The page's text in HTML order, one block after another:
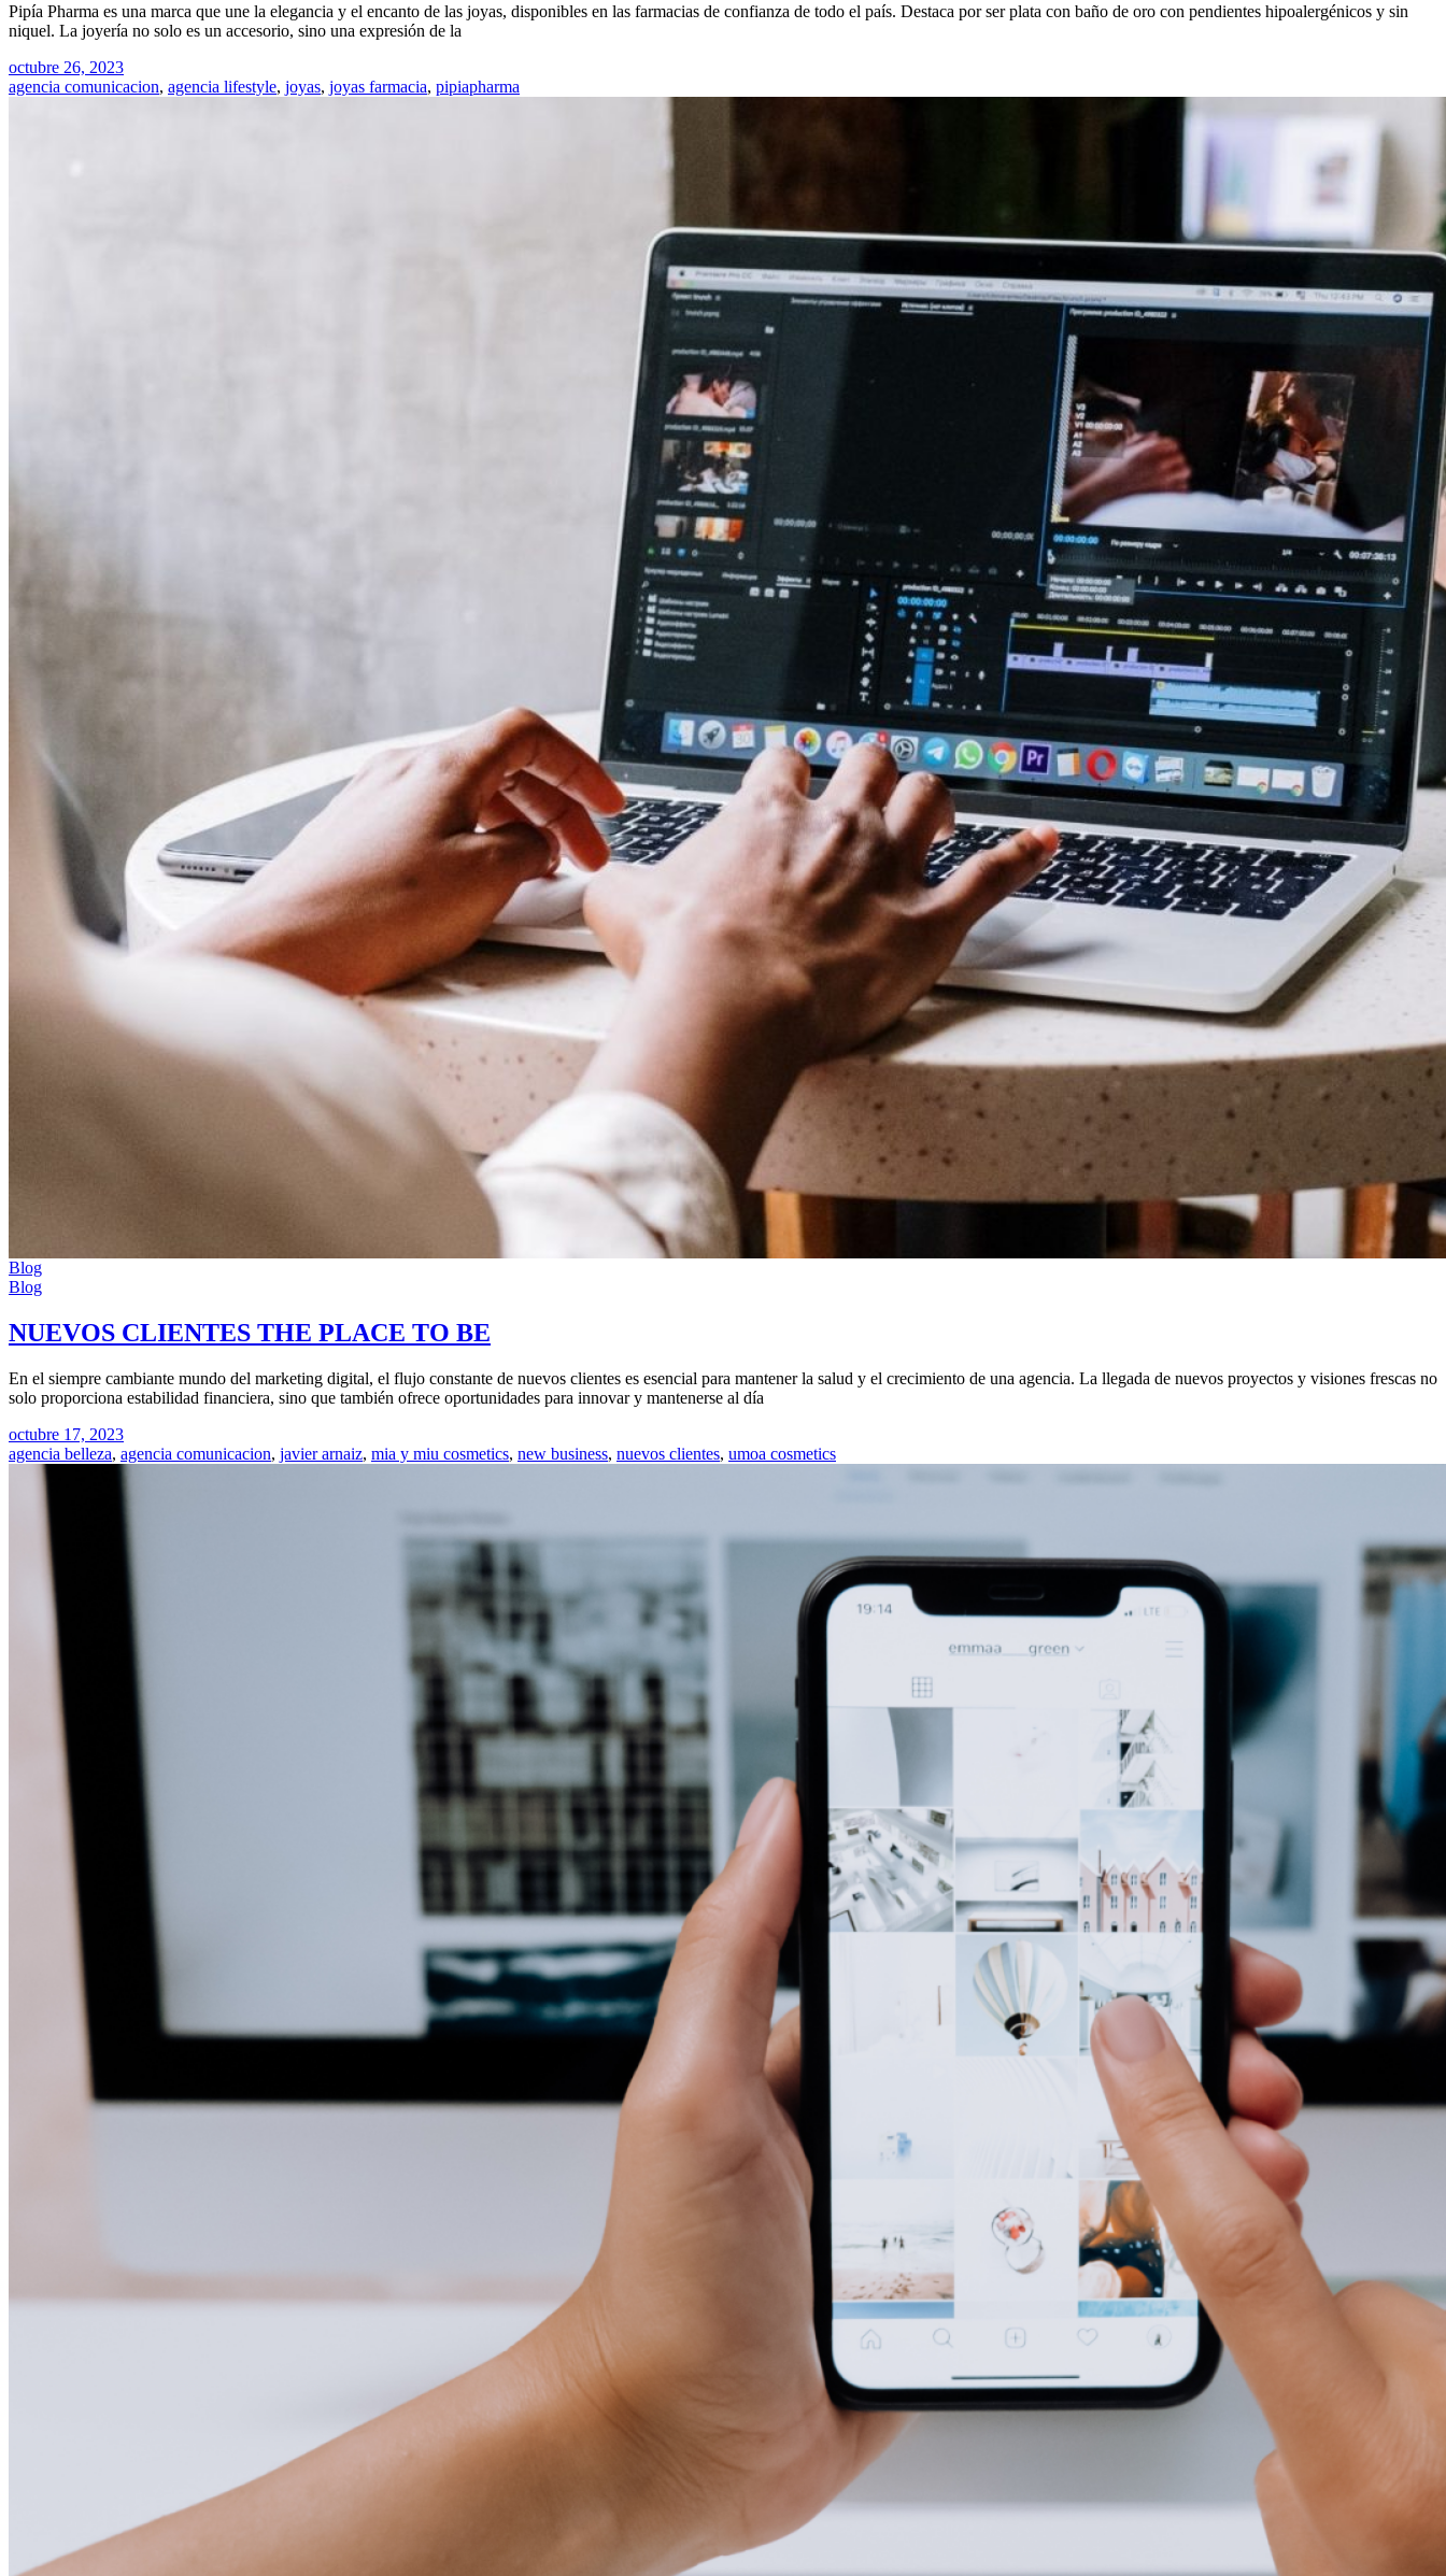
Pipía Pharma es una marca que une la elegancia y el encanto de las joyas, disponibles en las farmacias de confianza de todo el país. Destaca por ser plata con baño de oro con pendientes hipoalergénicos y sin
niquel. La joyería no solo es un accesorio, sino una expresión de la
octubre 26, 2023
agencia comunicacion, agencia lifestyle, joyas, joyas farmacia, pipiapharma
Blog
Blog
NUEVOS CLIENTES THE PLACE TO BE
En el siempre cambiante mundo del marketing digital, el flujo constante de nuevos clientes es esencial para mantener la salud y el crecimiento de una agencia. La llegada de nuevos proyectos y visiones frescas no
solo proporciona estabilidad financiera, sino que también ofrece oportunidades para innovar y mantenerse al día
octubre 17, 2023
agencia belleza, agencia comunicacion, javier arnaiz, mia y miu cosmetics, new business, nuevos clientes, umoa cosmetics